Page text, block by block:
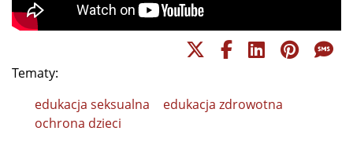
Tematy:
edukacja seksualna
edukacja zdrowotna
ochrona dzieci